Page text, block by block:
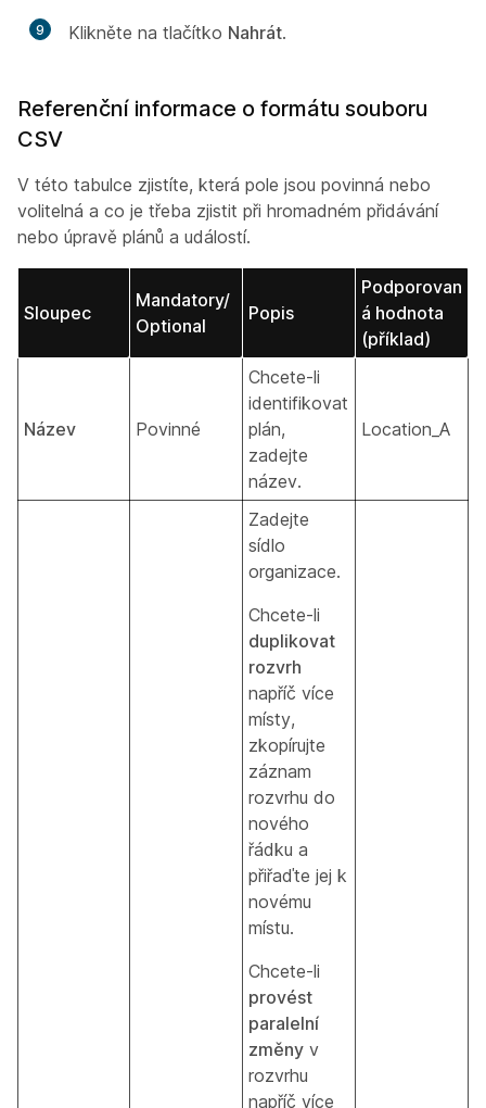
9 Klikněte na tlačítko Nahrát.
Referenční informace o formátu souboru
CSV
V této tabulce zjistíte, která pole jsou povinná nebo
volitelná a co je třeba zjistit při hromadném přidávání
nebo úpravě plánů a událostí.
Sloupec
Mandatory/
Optional
Popis
Podporovan
á hodnota
(příklad)
Název Povinné
Chcete-li
identifikovat
plán,
zadejte
název.
Location_A
Zadejte
sídlo
organizace.
Chcete-li
duplikovat
rozvrh
napříč více
místy,
zkopírujte
záznam
rozvrhu do
nového
řádku a
přiřaďte jej k
novému
místu.
Chcete-li
provést
paralelní
změny v
rozvrhu
napříč více